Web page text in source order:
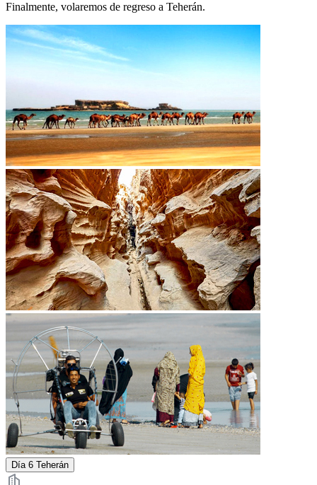
Finalmente, volaremos de regreso a Teherán.
Día 6 Teherán